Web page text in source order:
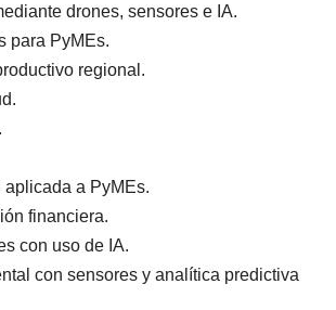
drones, sensores e IA.
para PyMEs.
regional.
a PyMEs.
financiera.
con uso de IA.
con sensores y analítica predictiva